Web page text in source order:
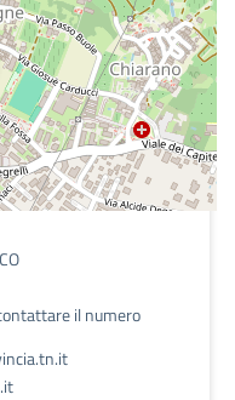
il numero